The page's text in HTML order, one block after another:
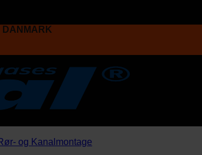
DANMARK
og Kanalmontage